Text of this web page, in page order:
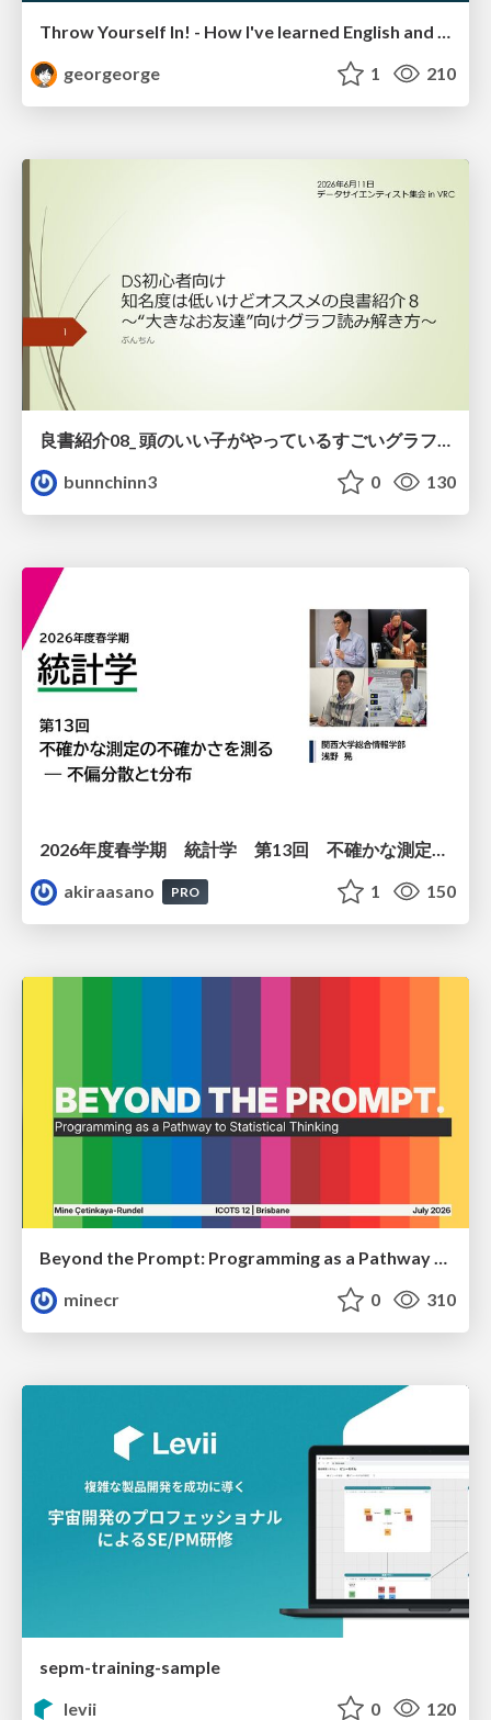
Throw Yourself In! - How I've learned English and What I'm Facing
georgeorge
1 210
良書紹介08_ 頭のいい子がやっているすごいグラフの読み方
bunnchinn3
0 130
akiraasano
PRO 1 150
Beyond the Prompt: Programming as a Pathway to Statistical Thinking
minecr
0 310
sepm-training-sample
levii
0 120